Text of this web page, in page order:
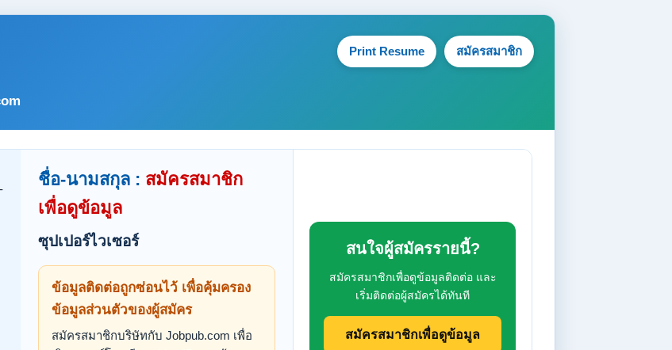
Print Resume สมัครสมาชิก
ชื่อ-นามสกุล : สมัครสมาชิก
เพื่อดูข้อมูล
ซุปเปอร์ไวเซอร์
ข้อมูลติดต่อถูกซ่อนไว้ เพื่อคุ้มครอง
ข้อมูลส่วนตัวของผู้สมัคร
สมัครสมาชิกบริษัทกับ Jobpub.com เพื่อ
สนใจผู้สมัครรายนี้?
สมัครสมาชิกเพื่อดูข้อมูลติดต่อ และ
เริ่มติดต่อผู้สมัครได้ทันที
สมัครสมาชิกเพื่อดูข้อมูล